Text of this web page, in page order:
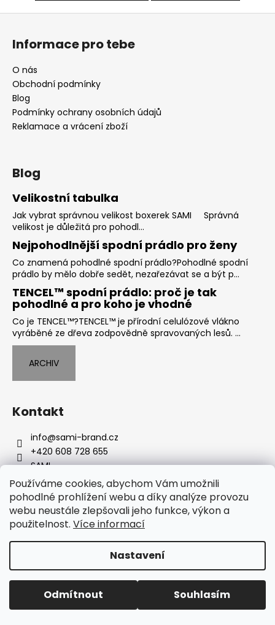
Používáme cookies, abychom Vám umožnili
pohodlné prohlížení webu a díky analýze provozu
webu neustále zlepšovali jeho funkce, výkon a
použitelnost. Více informací
Nastavení
Odmítnout Souhlasím
Z
Informace pro tebe
O nás
Obchodní podmínky
Blog
Podmínky ochrany osobních údajů
Reklamace a vrácení zboží
Blog
Velikostní tabulka
Jak vybrat správnou velikost boxerek SAMI Správná
velikost je důležitá pro pohodl...
Nejpohodlnější spodní prádlo pro ženy
Co znamená pohodlné spodní prádlo?Pohodlné spodní
prádlo by mělo dobře sedět, nezařezávat se a být p...
TENCEL™ spodní prádlo: proč je tak
pohodlné a pro koho je vhodné
Co je TENCEL™?TENCEL™ je přírodní celulózové vlákno
vyráběné ze dřeva zodpovědně spravovaných lesů. ...
ARCHIV
Kontakt
info@sami-brand.cz
+420 608 728 655
SAMI
my_sami_brand
Instagram
Copyright 2026SAMI | nejpohodlnější spodní prádlo.
Všechna práva vyhrazena.